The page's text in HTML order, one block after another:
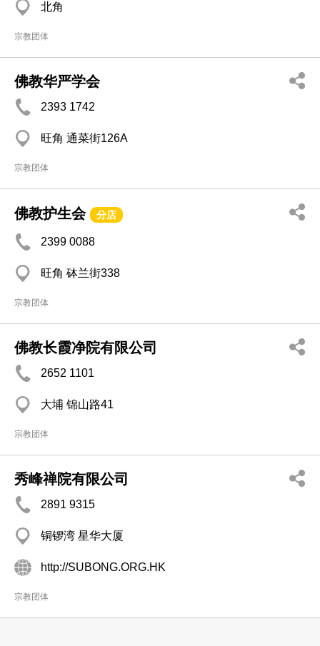
北角
宗教团体
佛教华严学会
2393 1742
旺角 通菜街126A
宗教团体
佛教护生会 分店
2399 0088
旺角 砵兰街338
宗教团体
佛教长霞净院有限公司
2652 1101
大埔 锦山路41
宗教团体
秀峰禅院有限公司
2891 9315
铜锣湾 星华大厦
http://SUBONG.ORG.HK
宗教团体